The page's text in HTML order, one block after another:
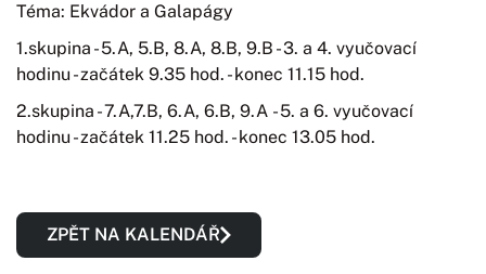
Téma: Ekvádor a Galapágy
1.skupina - 5.A, 5.B, 8.A, 8.B, 9.B - 3. a 4. vyučovací
hodinu - začátek 9.35 hod. - konec 11.15 hod.
2.skupina - 7.A,7.B, 6.A, 6.B, 9.A - 5. a 6. vyučovací
hodinu - začátek 11.25 hod. - konec 13.05 hod.
ZPĚT NA KALENDÁŘ